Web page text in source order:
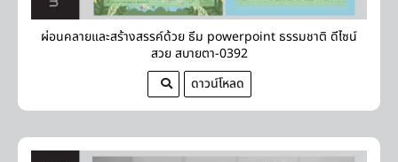
ผ่อนคลายและสร้างสรรค์ด้วย ธีม powerpoint ธรรมชาติ ดีไซน์
สวย สบายตา-0392
ดาวน์โหลด